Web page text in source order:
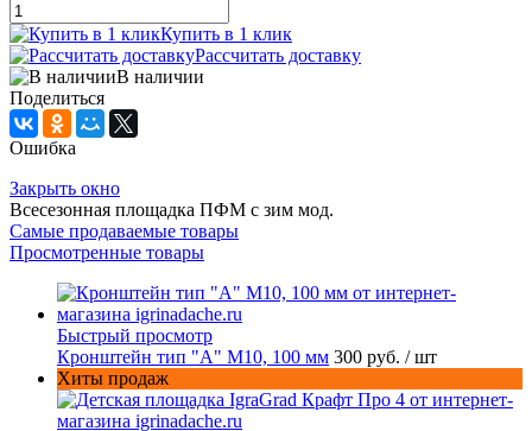
Купить в 1 клик
Рассчитать доставку
В наличии
Поделиться
Ошибка
Закрыть окно
Всесезонная площадка ПФМ с зим мод.
Самые продаваемые товары
Просмотренные товары
Быстрый просмотр
Кронштейн тип "A" M10, 100 мм 300 руб. / шт
Хиты продаж